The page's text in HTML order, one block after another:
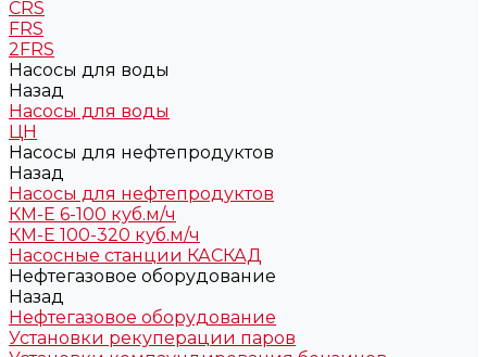
CRS
FRS
2FRS
Насосы для воды
Назад
Насосы для воды
ЦН
Насосы для нефтепродуктов
Назад
Насосы для нефтепродуктов
КМ-Е 6-100 куб.м/ч
КМ-Е 100-320 куб.м/ч
Насосные станции КАСКАД
Нефтегазовое оборудование
Назад
Нефтегазовое оборудование
Установки рекуперации паров